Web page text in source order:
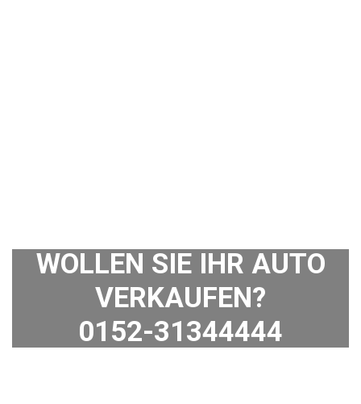
WOLLEN SIE IHR AUTO
VERKAUFEN?
0152-31344444